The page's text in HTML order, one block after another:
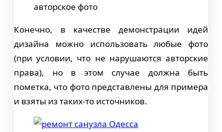
авторское фото
Конечно, в качестве демонстрации идей
дизайна можно использовать любые фото
(при условии, что не нарушаются авторские
права), но в этом случае должна быть
пометка, что фото представлены для примера
и взяты из таких-то источников.